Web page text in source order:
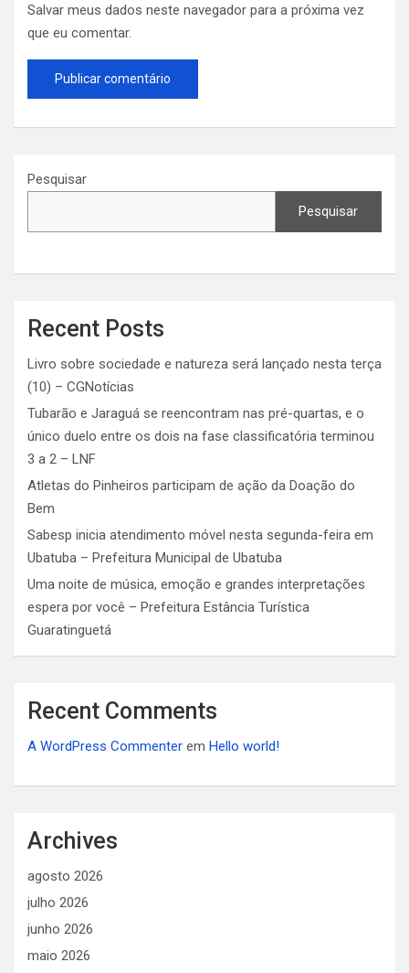
Salvar meus dados neste navegador para a próxima vez
que eu comentar.
Pesquisar
Pesquisar
Recent Posts
Livro sobre sociedade e natureza será lançado nesta terça
(10) – CGNotícias
Tubarão e Jaraguá se reencontram nas pré-quartas, e o
único duelo entre os dois na fase classificatória terminou
3 a 2 – LNF
Atletas do Pinheiros participam de ação da Doação do
Bem
Sabesp inicia atendimento móvel nesta segunda-feira em
Ubatuba – Prefeitura Municipal de Ubatuba
Uma noite de música, emoção e grandes interpretações
espera por você – Prefeitura Estância Turística
Guaratinguetá
Recent Comments
A WordPress Commenter em Hello world!
Archives
agosto 2026
julho 2026
junho 2026
maio 2026